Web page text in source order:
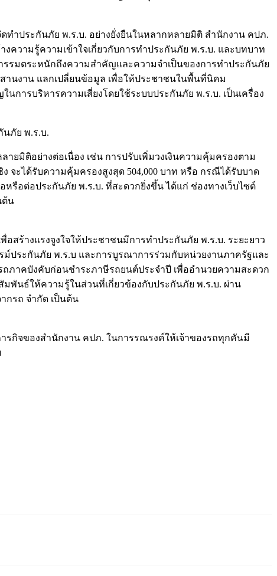
ำประกันภัย พ.ร.บ. อย่างยั่งยืนในหลากหลายมิติ สำนักงาน คปภ.
วามรู้ความเข้าใจเกี่ยวกับการทำประกันภัย พ.ร.บ. และบทบาท
มตระหนักถึงความสำคัญและความจำเป็นของการทำประกันภัย
านงาน แลกเปลี่ยนข้อมูล เพื่อให้ประชาชนในพื้นที่นิคม
ารบริหารความเสี่ยงโดยใช้ระบบประกันภัย พ.ร.บ. เป็นเครื่อง
นภัย พ.ร.บ.
ยมิติอย่างต่อเนื่อง เช่น การปรับเพิ่มวงเงินความคุ้มครองตาม
จะได้รับความคุ้มครองสูงสุด 504,000 บาท หรือ กรณีได้รับบาด
รือต่อประกันภัย พ.ร.บ. ที่สะดวกยิ่งขึ้น ได้แก่ ช่องทางเว็บไซต์
ต้น
สร้างแรงจูงใจให้ประชาชนมีการทำประกันภัย พ.ร.บ. ระยะยาว
ประกันภัย พ.ร.บ และการบูรณาการร่วมกับหน่วยงานภาครัฐและ
ภาคบังคับก่อนชำระภาษีรถยนต์ประจำปี เพื่ออำนวยความสะดวก
พันธ์ให้ความรู้ในส่วนที่เกี่ยวข้องกับประกันภัย พ.ร.บ. ผ่าน
กรถ จำกัด เป็นต้น
กิจของสำนักงาน คปภ. ในการรณรงค์ให้เจ้าของรถทุกคันมี